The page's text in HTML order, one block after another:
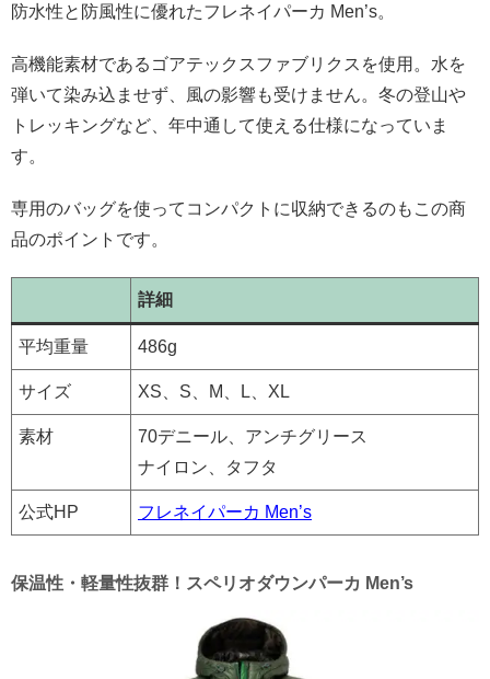
防水性と防風性に優れたフレネイパーカ Men’s。
高機能素材であるゴアテックスファブリクスを使用。水を
弾いて染み込ませず、風の影響も受けません。冬の登山や
トレッキングなど、年中通して使える仕様になっていま
す。
専用のバッグを使ってコンパクトに収納できるのもこの商
品のポイントです。
詳細
平均重量 486g
サイズ XS、S、M、L、XL
素材
70デニール、アンチグリース
ナイロン、タフタ
公式HP フレネイパーカ Men’s
保温性・軽量性抜群！スペリオダウンパーカ Men’s